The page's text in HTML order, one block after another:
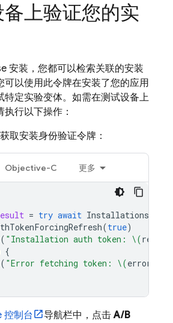
上验证您的实
安装，您都可以检索关联的安装
可以使用此令牌在安装了您的应用
特定实验变体。如需在测试设备上
行以下操作：
取安装身份验证令牌：
Objective-C 更多
= try await Installations
(true)
( "Installation auth token: \(result
{
( "Error fetching token: \(error
控制台 导航栏中，点击A/B